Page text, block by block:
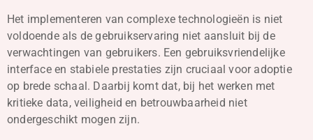
Het implementeren van complexe technologieën is niet
voldoende als de gebruikservaring niet aansluit bij de
verwachtingen van gebruikers. Een gebruiksvriendelijke
interface en stabiele prestaties zijn cruciaal voor adoptie
op brede schaal. Daarbij komt dat, bij het werken met
kritieke data, veiligheid en betrouwbaarheid niet
ondergeschikt mogen zijn.